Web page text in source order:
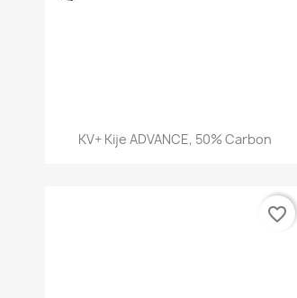
Szybki podgląd
KV+ Kije ADVANCE, 50% Carbon
favorite_border